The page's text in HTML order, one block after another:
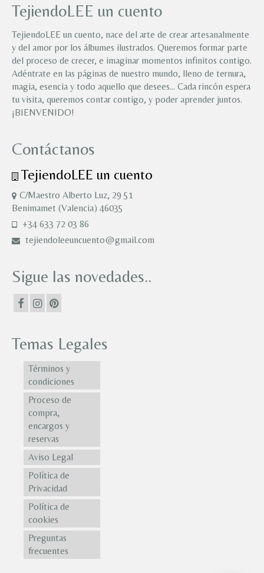
TejiendoLEE un cuento
TejiendoLEE un cuento, nace del arte de crear artesanalmente
y del amor por los álbumes ilustrados. Queremos formar parte
del proceso de crecer, e imaginar momentos infinitos contigo.
Adéntrate en las páginas de nuestro mundo, lleno de ternura,
magia, esencia y todo aquello que desees… Cada rincón espera
tu visita, queremos contar contigo, y poder aprender juntos.
¡BIENVENIDO!
Contáctanos
TejiendoLEE un cuento
C/Maestro Alberto Luz, 29 51
Benimamet (Valencia) 46035
+34 633 72 03 86
tejiendoleeuncuento@gmail.com
Sigue las novedades..
Temas Legales
Términos y
condiciones
Proceso de
compra,
encargos y
reservas
Aviso Legal
Política de
Privacidad
Política de
cookies
Preguntas
frecuentes